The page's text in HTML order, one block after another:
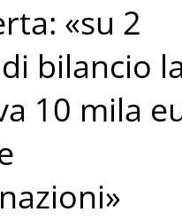
«su 2
bilancio
10 mila